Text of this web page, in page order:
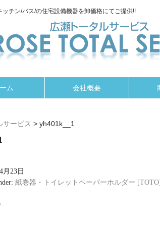
ッチン/バス/の住宅設備機器を卸価格にてご提供!!
ム 会社概要
サービス > yh401k__1
月23日
紙巻器・トイレットペーパーホルダー [TOTO]